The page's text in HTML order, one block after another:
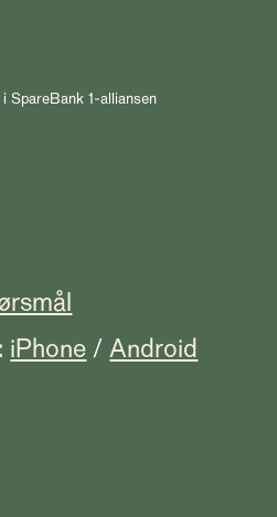
SpareBank 1-alliansen
iPhone /Android